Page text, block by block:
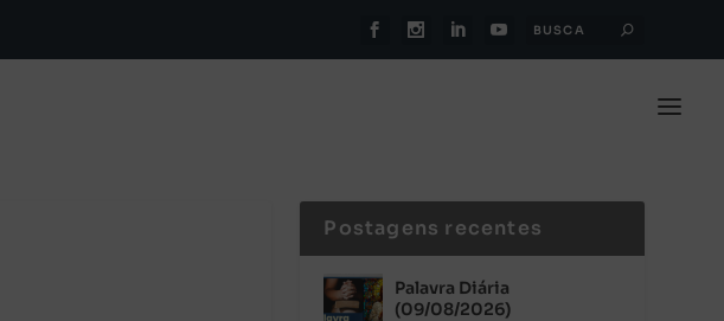
Postagens recentes
Palavra Diária
(09/08/2026)